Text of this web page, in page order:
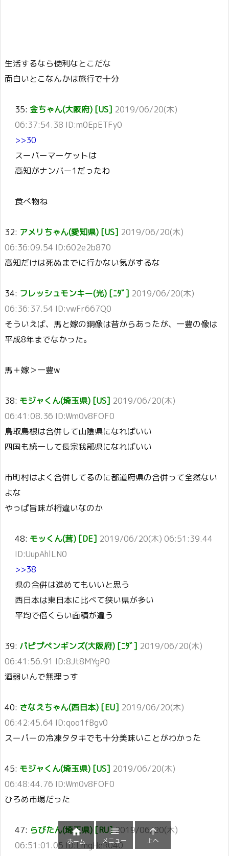
生活するなら便利なとこだな
面白いとこなんかは旅行で十分
35: 金ちゃん(大阪府) [US] 2019/06/20(木)
06:37:54.38 ID:m0EpETFy0
>>30
スーパーマーケットは
高知がナンバー1だったわ
食べ物ね
32: アメリちゃん(愛知県) [US] 2019/06/20(木)
06:36:09.54 ID:602e2b870
高知だけは死ぬまでに行かない気がするな
34: フレッシュモンキー(光) [ﾆﾀﾞ] 2019/06/20(木)
06:36:37.54 ID:vwFr667Q0
そういえば、馬と嫁の銅像は昔からあったが、一豊の像は
平成8年までなかった。
馬＋嫁＞一豊w
38: モジャくん(埼玉県) [US] 2019/06/20(木)
06:41:08.36 ID:Wm0v8FOF0
鳥取島根は合併して山陰県になればいい
四国も統一して長宗我部県になればいい
市町村はよく合併してるのに都道府県の合併って全然ない
よな
やっぱ旨味が桁違いなのか
48: モッくん(茸) [DE] 2019/06/20(木) 06:51:39.44
ID:UupAhlLN0
>>38
県の合併は進めてもいいと思う
西日本は東日本に比べて狭い県が多い
平均で倍くらい面積が違う
39: パピプペンギンズ(大阪府) [ﾆﾀﾞ] 2019/06/20(木)
06:41:56.91 ID:8Jt8MYgP0
酒弱いんで無理っす
40: さなえちゃん(西日本) [EU] 2019/06/20(木)
06:42:45.64 ID:qoo1fBgv0
スーパーの冷凍タタキでも十分美味いことがわかった
45: モジャくん(埼玉県) [US] 2019/06/20(木)
06:48:44.76 ID:Wm0v8FOF0
ひろめ市場だった
47: らびたん(埼玉県) [RU]2019/06/20(木)
06:51:01.05 ID:LmgHeR040

ホーム

メニュー

上へ